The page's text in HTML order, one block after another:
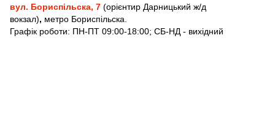
вул. Бориспільска, 7 (орієнтир Дарницький ж/д
вокзал), метро Бориспільска.
Графік роботи: ПН-ПТ 09:00-18:00; СБ-НД - вихідний